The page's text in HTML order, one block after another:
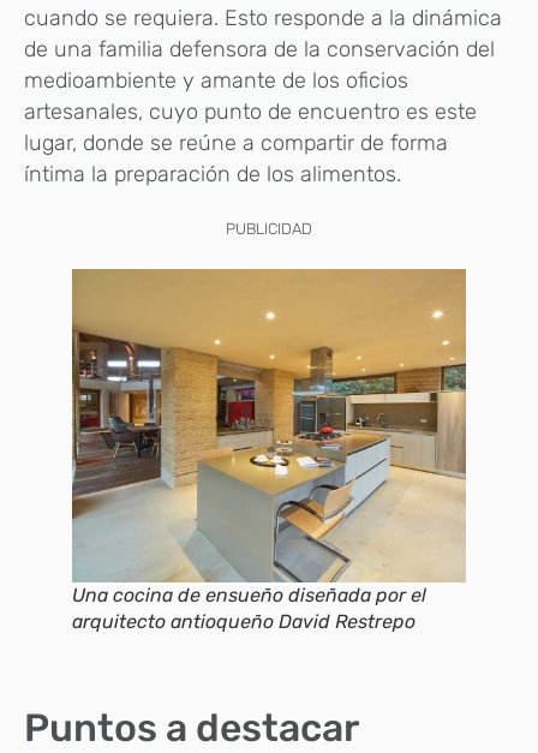
cuando se requiera. Esto responde a la dinámica
de una familia defensora de la conservación del
medioambiente y amante de los oficios
artesanales, cuyo punto de encuentro es este
lugar, donde se reúne a compartir de forma
íntima la preparación de los alimentos.
PUBLICIDAD
Una cocina de ensueño diseñada por el
arquitecto antioqueño David Restrepo
Puntos a destacar